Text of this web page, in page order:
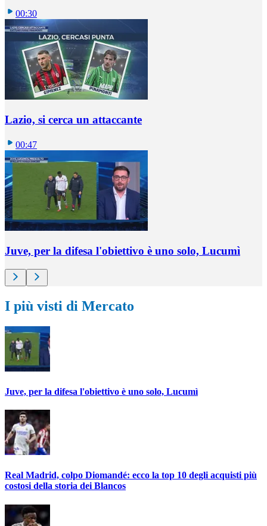
00:30
Lazio, si cerca un attaccante
00:47
Juve, per la difesa l'obiettivo è uno solo, Lucumì
I più visti di Mercato
Juve, per la difesa l'obiettivo è uno solo, Lucumì
Real Madrid, colpo Diomandé: ecco la top 10 degli acquisti più
costosi della storia dei Blancos